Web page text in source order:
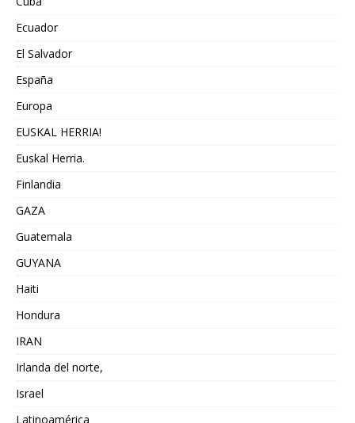
Ecuador
El Salvador
España
Europa
EUSKAL HERRIA!
Euskal Herria.
Finlandia
GAZA
Guatemala
GUYANA
Haiti
Hondura
IRAN
Irlanda del norte,
Israel
Latinoamérica